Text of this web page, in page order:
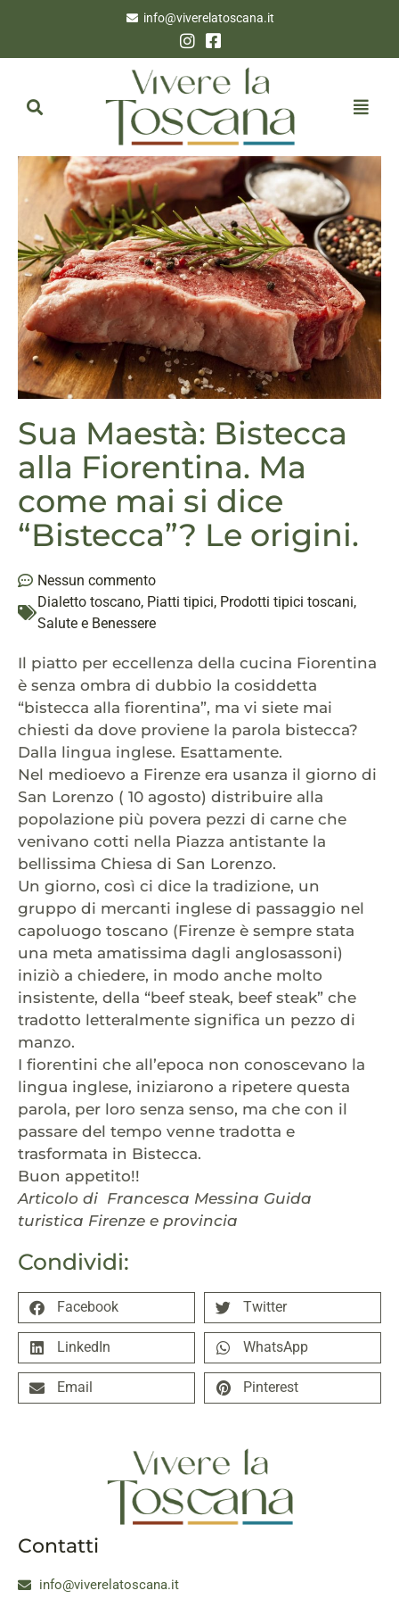
info@viverelatoscana.it
Condividi:
Facebook Twitter
LinkedIn WhatsApp
Email Pinterest
Sua Maestà: Bistecca
alla Fiorentina. Ma
come mai si dice
“Bistecca”? Le origini.
Nessun commento
Dialetto toscano, Piatti tipici, Prodotti tipici toscani,
Salute e Benessere
Il piatto per eccellenza della cucina Fiorentina
è senza ombra di dubbio la cosiddetta
“bistecca alla fiorentina”, ma vi siete mai
chiesti da dove proviene la parola bistecca?
Dalla lingua inglese. Esattamente.
Nel medioevo a Firenze era usanza il giorno di
San Lorenzo ( 10 agosto) distribuire alla
popolazione più povera pezzi di carne che
venivano cotti nella Piazza antistante la
bellissima Chiesa di San Lorenzo.
Un giorno, così ci dice la tradizione, un
gruppo di mercanti inglese di passaggio nel
capoluogo toscano (Firenze è sempre stata
una meta amatissima dagli anglosassoni)
iniziò a chiedere, in modo anche molto
insistente, della “beef steak, beef steak” che
tradotto letteralmente significa un pezzo di
manzo.
I fiorentini che all’epoca non conoscevano la
lingua inglese, iniziarono a ripetere questa
parola, per loro senza senso, ma che con il
passare del tempo venne tradotta e
trasformata in Bistecca.
Buon appetito!!
Articolo di Francesca Messina Guida
turistica Firenze e provincia
Contatti
info@viverelatoscana.it